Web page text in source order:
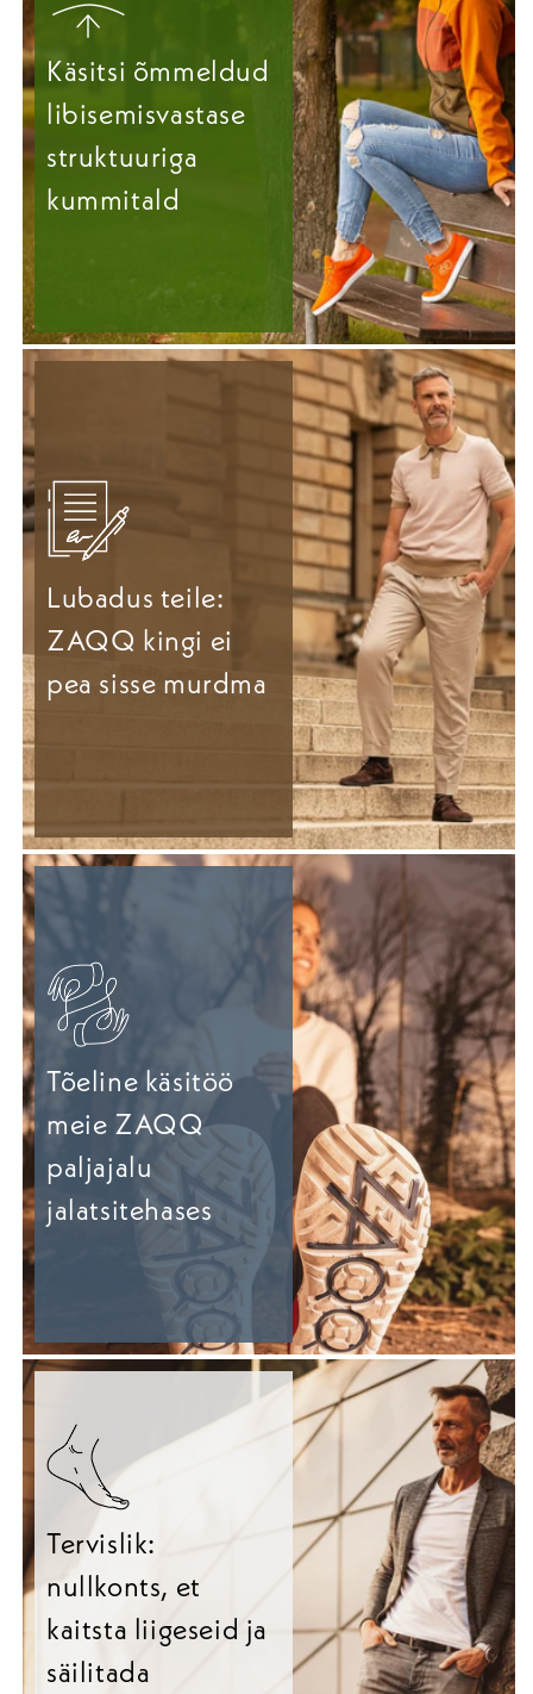
Käsitsi õmmeldud
libisemisvastase
struktuuriga
kummitald
Lubadus teile:
ZAQQ kingi ei
pea sisse murdma
Tõeline käsitöö
meie ZAQQ
paljajalu
jalatsitehases
Tervislik:
nullkonts, et
kaitsta liigeseid ja
säilitada